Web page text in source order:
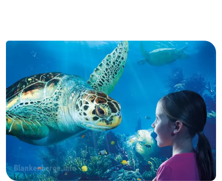
Beachside
Blankenberger
Duinen
Center
Parcs
Haan
Hotels
Zimmer
Frühstück)
Lastminutes
Strand